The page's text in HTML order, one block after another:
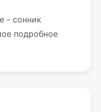
- сонник
подробное